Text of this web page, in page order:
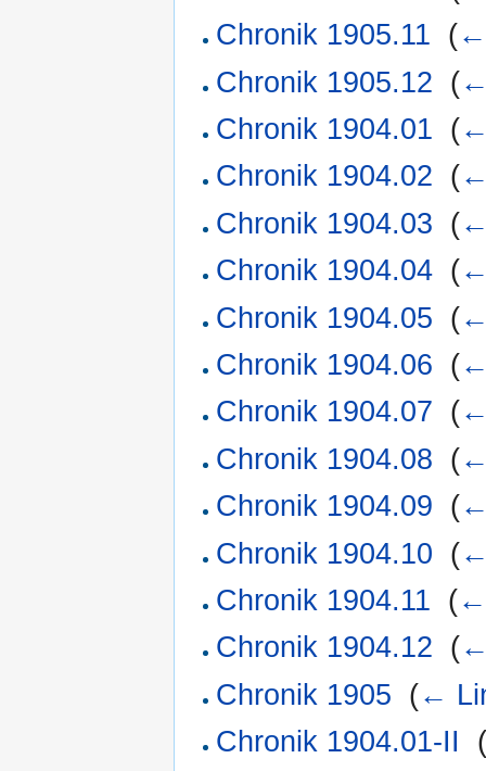
Chronik 1905.11 (
Chronik 1905.12 (
Chronik 1904.01 (
Chronik 1904.02 (
Chronik 1904.03 (
Chronik 1904.04 (
Chronik 1904.05 (
Chronik 1904.06 (
Chronik 1904.07 (
Chronik 1904.08 (
Chronik 1904.09 (
Chronik 1904.10 (
Chronik 1904.11 (
Chronik 1904.12 (
Chronik 1905 (←
Chronik 1904.01-II